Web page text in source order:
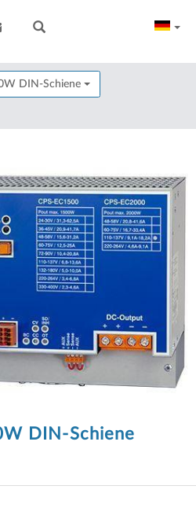
DIN-Schiene
DIN-Schiene